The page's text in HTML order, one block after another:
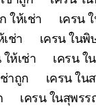
ให้เช่า
เครน
ช่า
เครน ใน
ห้เช่า
เครน ใ
าถูก
เครน ใน
เครน ในสุพร